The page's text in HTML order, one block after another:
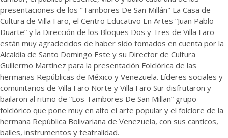
presentaciones de los "Tambores De San Millán" La Casa de
Cultura de Villa Faro, el Centro Educativo En Artes “Juan Pablo
Duarte” y la Dirección de los Bloques Dos y Tres de Villa Faro
están muy agradecidos de haber sido tomados en cuenta por la
Alcaldía de Santo Domingo Este y su Director de Cultura
Guillermo Martinez para la presentación Folclórica de las
hermanas Repúblicas de México y Venezuela. Líderes sociales y
comunitarios de Villa Faro Norte y Villa Faro Sur disfrutaron y
bailaron al ritmo de “Los Tambores De San Millan” grupo
folclórico que pone muy en alto el arte popular y el folclore de la
hermana República Bolivariana de Venezuela, con sus canticos,
bailes, instrumentos y teatralidad.